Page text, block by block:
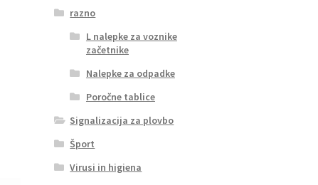
razno
L nalepke za voznike
začetnike
Nalepke za odpadke
Poročne tablice
Signalizacija za plovbo
Šport
Virusi in higiena